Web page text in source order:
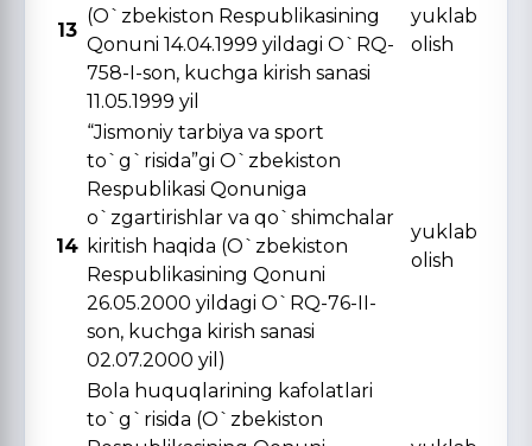
13
(O`zbekiston Respublikasining
Qonuni 14.04.1999 yildagi O`RQ-
758-I-son, kuchga kirish sanasi
11.05.1999 yil
yuklab
olish
14
“Jismoniy tarbiya va sport
to`g`risida”gi O`zbekiston
Respublikasi Qonuniga
o`zgartirishlar va qo`shimchalar
kiritish haqida (O`zbekiston
Respublikasining Qonuni
26.05.2000 yildagi O`RQ-76-II-
son, kuchga kirish sanasi
02.07.2000 yil)
yuklab
olish
Bola huquqlarining kafolatlari
to`g`risida (O`zbekiston